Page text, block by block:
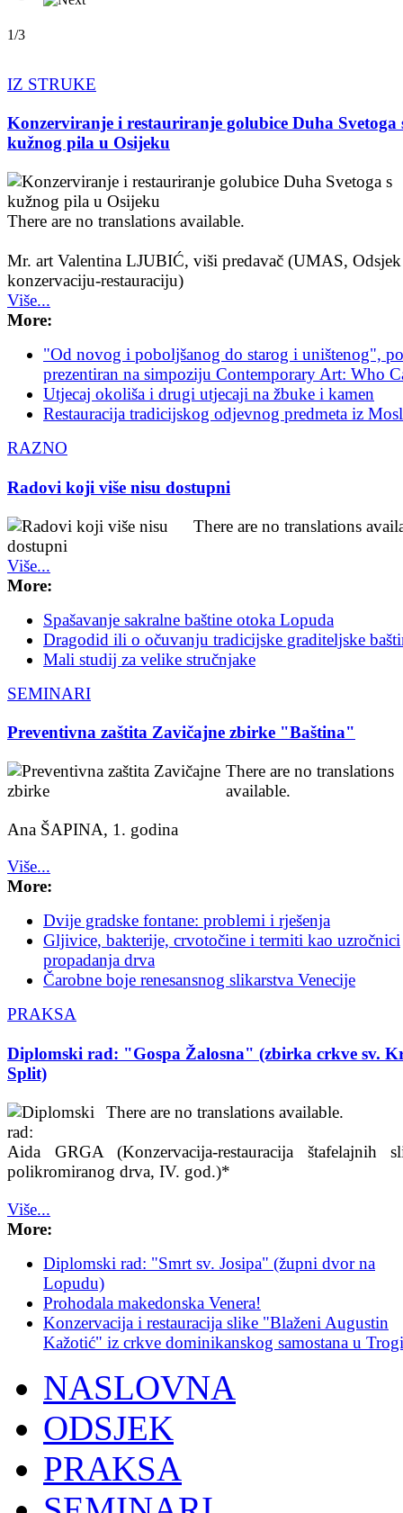
1/3
IZ STRUKE
Konzerviranje i restauriranje golubice Duha Svetoga
kužnog pila u Osijeku
There are no translations available.
Mr. art Valentina LJUBIĆ, viši predavač (UMAS, Odsjek
konzervaciju-restauraciju)
Više...
More:
"Od novog i poboljšanog do starog i uništenog",
prezentiran na simpoziju Contemporary Art: Who
Utjecaj okoliša i drugi utjecaji na žbuke i kamen
Restauracija tradicijskog odjevnog predmeta iz
RAZNO
Radovi koji više nisu dostupni
There are no translations
Više...
More:
Spašavanje sakralne baštine otoka Lopuda
Dragodid ili o očuvanju tradicijske graditeljske
Mali studij za velike stručnjake
SEMINARI
Preventivna zaštita Zavičajne zbirke "Baština"
There are no translations
available.
Ana ŠAPINA, 1. godina
Više...
More:
Dvije gradske fontane: problemi i rješenja
Gljivice, bakterije, crvotočine i termiti kao uzročnici
propadanja drva
Čarobne boje renesansnog slikarstva Venecije
PRAKSA
Diplomski rad: "Gospa Žalosna" (zbirka crkve sv.
Split)
There are no translations available.
Aida GRGA(Konzervacija-restauracija štafelajnih
polikromiranog drva, IV. god.)*
Više...
More:
Diplomski rad: "Smrt sv. Josipa" (župni dvor na
Lopudu)
Prohodala makedonska Venera!
Konzervacija i restauracija slike "Blaženi Augustin
Kažotić" iz crkve dominikanskog samostana u
NASLOVNA
ODSJEK
PRAKSA